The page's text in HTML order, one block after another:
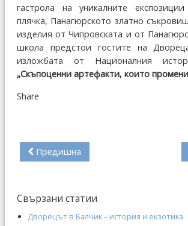
гастрола на уникалните
плячка, Панагюрското златно
изделия от Чипровската и от
школа предстои гостите на
изложбата от Националния
„Скъпоценни артефакти, които
Share
Предишна
Свързани статии
Дворецът в Балчик – история и екзотика